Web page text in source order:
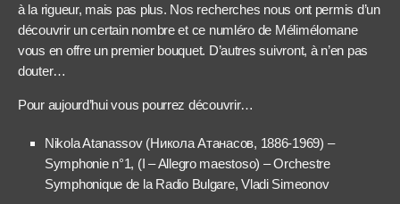
à la rigueur, mais pas plus. Nos recherches nous ont permis d’un
découvrir un certain nombre et ce numléro de Mélimélomane
vous en offre un premier bouquet. D’autres suivront, à n’en pas
douter…
Pour aujourd’hui vous pourrez découvrir…
Nikola Atanassov (Никола Атанасов, 1886-1969) –
Symphonie n°1, (I – Allegro maestoso) – Orchestre
Symphonique de la Radio Bulgare, Vladi Simeonov